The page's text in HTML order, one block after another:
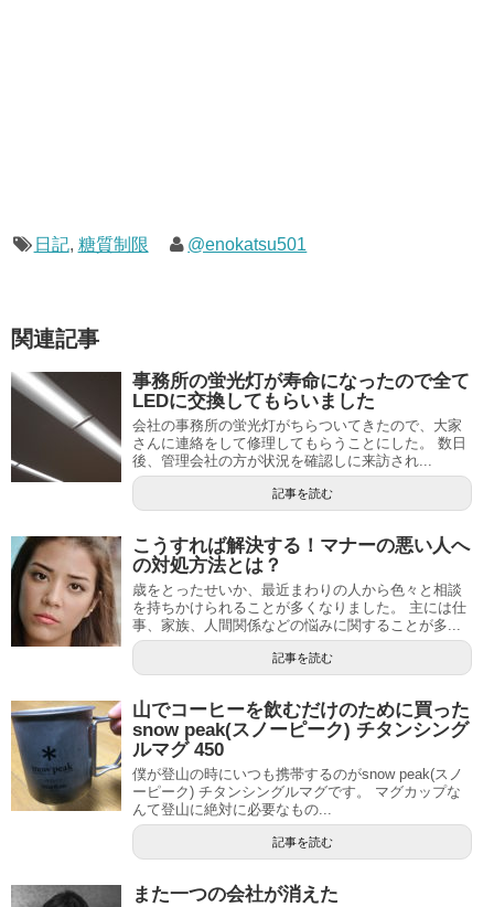
日記, 糖質制限 @enokatsu501
関連記事
事務所の蛍光灯が寿命になったので全て
LEDに交換してもらいました
会社の事務所の蛍光灯がちらついてきたので、大家
さんに連絡をして修理してもらうことにした。 数日
後、管理会社の方が状況を確認しに来訪され...
記事を読む
こうすれば解決する！マナーの悪い人へ
の対処方法とは？
歳をとったせいか、最近まわりの人から色々と相談
を持ちかけられることが多くなりました。 主には仕
事、家族、人間関係などの悩みに関することが多...
記事を読む
山でコーヒーを飲むだけのために買った
snow peak(スノーピーク) チタンシング
ルマグ 450
僕が登山の時にいつも携帯するのがsnow peak(スノ
ーピーク) チタンシングルマグです。 マグカップな
んて登山に絶対に必要なもの...
記事を読む
また一つの会社が消えた